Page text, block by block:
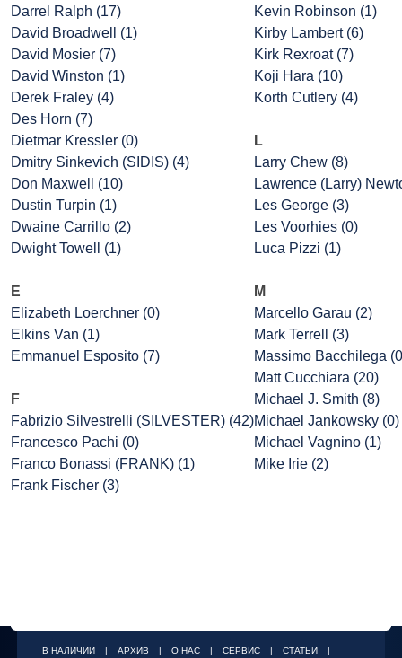
Darrel Ralph (17)
David Broadwell (1)
David Mosier (7)
David Winston (1)
Derek Fraley (4)
Des Horn (7)
Dietmar Kressler (0)
Dmitry Sinkevich (SIDIS) (4)
Don Maxwell (10)
Dustin Turpin (1)
Dwaine Carrillo (2)
Dwight Towell (1)
E
Elizabeth Loerchner (0)
Elkins Van (1)
Emmanuel Esposito (7)
F
Fabrizio Silvestrelli (SILVESTER) (42)
Francesco Pachi (0)
Franco Bonassi (FRANK) (1)
Frank Fischer (3)
Kevin Robinson (1)
Kirby Lambert (6)
Kirk Rexroat (7)
Koji Hara (10)
Korth Cutlery (4)
L
Larry Chew (8)
Lawrence (Larry)
Les George (3)
Les Voorhies (0)
Luca Pizzi (1)
M
Marcello Garau (2)
Mark Terrell (3)
Massimo Bacchilega
Matt Cucchiara (20)
Michael J. Smith (8)
Michael Jankowsky (0)
Michael Vagnino (1)
Mike Irie (2)
В НАЛИЧИИ | АРХИВ | О НАС | СЕРВИС | СТАТЬИ
|